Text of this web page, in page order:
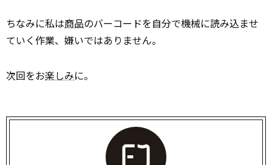
ちなみに私は商品のバーコードを自分で機械に読み込ませ
ていく作業、嫌いではありません。
次回をお楽しみに。